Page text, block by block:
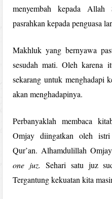
menyembah kepada
pasrahkan kepada penguasa
Makhluk yang bernyawa
sesudah mati. Oleh karena
sekarang untuk menghadapi
akan menghadapinya.
Perbanyaklah membaca
Omjay diingatkan oleh
Qur’an. Alhamdulillah
one juz. Sehari satu juz
Tergantung kekuatan kita